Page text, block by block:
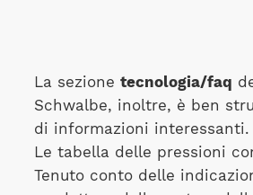
La sezione tecnologia/faq
Schwalbe, inoltre, è ben
di informazioni interessanti.
Le tabella delle pressioni
Tenuto conto delle